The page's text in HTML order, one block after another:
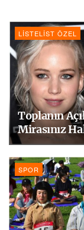
LISTELIST ÖZEL
Toplanın
Mirasınız
SPOR